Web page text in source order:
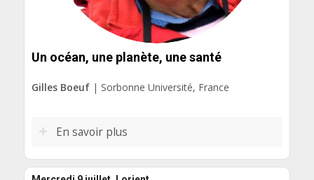
Un océan, une planète, une santé
Gilles Boeuf| Sorbonne Université, France
En savoir plus